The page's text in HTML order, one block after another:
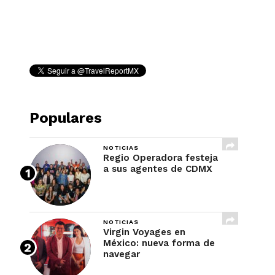
Populares
NOTICIAS
Regio Operadora festeja
a sus agentes de CDMX
NOTICIAS
Virgin Voyages en
México: nueva forma de
navegar